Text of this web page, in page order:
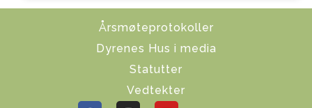
Årsmøteprotokoller
Dyrenes Hus i media
Statutter
Vedtekter